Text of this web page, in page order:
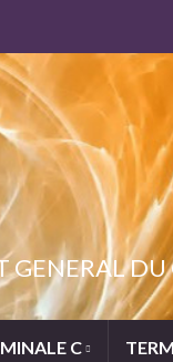
GENERAL
C